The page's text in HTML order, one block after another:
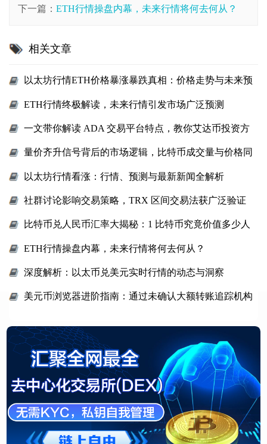
下一篇： ETH行情操盘内幕，未来行情将何去何从？
相关文章
以太坊行情ETH价格暴涨暴跌真相：价格走势与未来预
ETH行情终极解读，未来行情引发市场广泛预测
一文带你解读 ADA 交易平台特点，教你艾达币投资方
量价齐升信号背后的市场逻辑，比特币成交量与价格同
以太坊行情看涨：行情、预测与最新新闻全解析
社群讨论影响交易策略，TRX 区间交易法获广泛验证
比特币兑人民币汇率大揭秘：1 比特币究竟价值多少人
ETH行情操盘内幕，未来行情将何去何从？
深度解析：以太币兑美元实时行情的动态与洞察
美元币浏览器进阶指南：通过未确认大额转账追踪机构